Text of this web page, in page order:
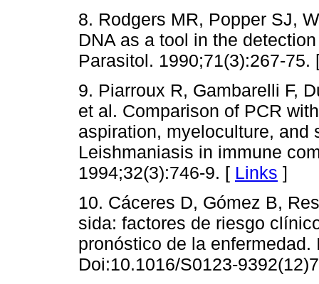
8. Rodgers MR, Popper SJ,
DNA as a tool in the
Parasitol. 1990;71(3):267-75.
9. Piarroux R, Gambarelli F,
et al. Comparison of PCR
aspiration, myeloculture, and
Leishmaniasis in immune
1994;32(3):746-9. [ Links ]
10. Cáceres D, Gómez B,
sida: factores de riesgo
pronóstico de la
Doi:10.1016/S0123-